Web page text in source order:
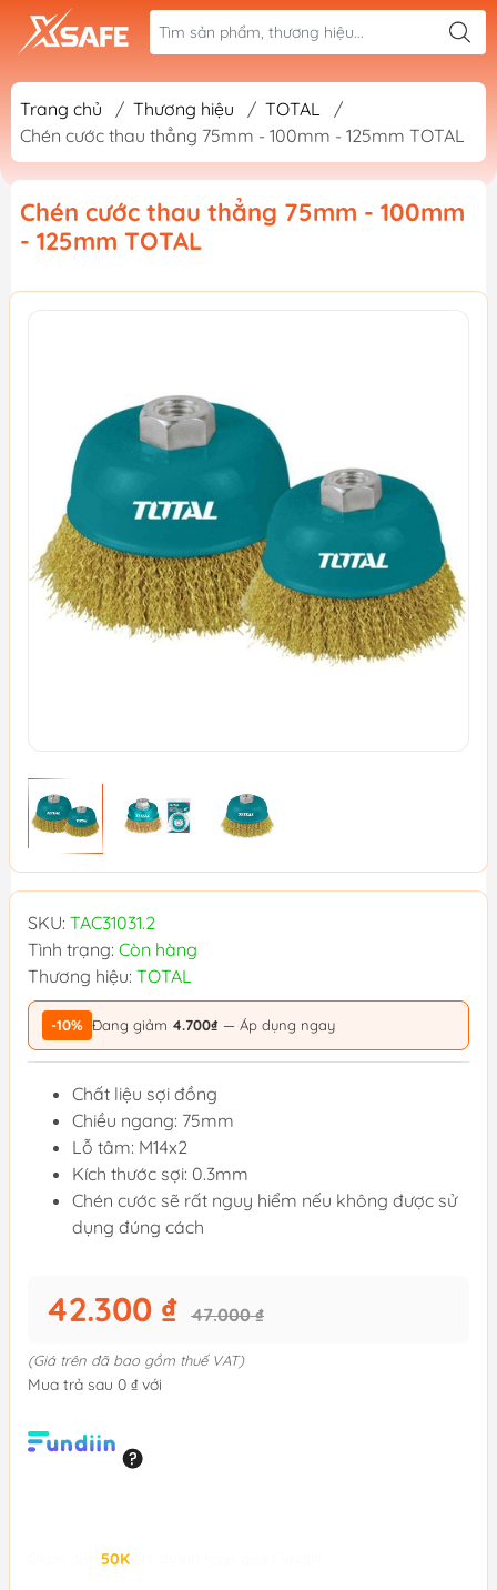
Trang chủ / Thương hiệu / TOTAL
/
Chén cước thau thẳng 75mm - 100mm - 125mm TOTAL
Chén cước thau thẳng 75mm - 100mm
- 125mm TOTAL
SKU: TAC31031.2
Tình trạng: Còn hàng
Thương hiệu: TOTAL
-10% Đang giảm 4.700₫ — Áp dụng ngay
Chất liệu sợi đồng
Chiều ngang: 75mm
Lỗ tâm: M14x2
Kích thước sợi: 0.3mm
Chén cước sẽ rất nguy hiểm nếu không được sử
dụng đúng cách
42.300 ₫ 47.000 ₫
(Giá trên đã bao gồm thuế VAT)
Mua trả sau 0 ₫ với
50K